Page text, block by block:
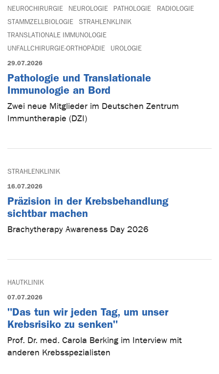
NEUROCHIRURGIE
NEUROLOGIE PATHOLOGIE
RADIOLOGIE
STAMMZELLBIOLOGIE
STRAHLENKLINIK
TRANSLATIONALE IMMUNOLOGIE
UNFALLCHIRURGIE-ORTHOPÄDIE
UROLOGIE
29.07.2026
Pathologie und Translationale
Immunologie an Bord
Zwei neue Mitglieder im Deutschen Zentrum
Immuntherapie (DZI)
STRAHLENKLINIK
16.07.2026
Präzision in der Krebsbehandlung
sichtbar machen
Brachytherapy Awareness Day 2026
HAUTKLINIK
07.07.2026
"Das tun wir jeden Tag, um unser
Krebsrisiko zu senken"
Prof. Dr. med. Carola Berking im Interview mit
anderen Krebsspezialisten